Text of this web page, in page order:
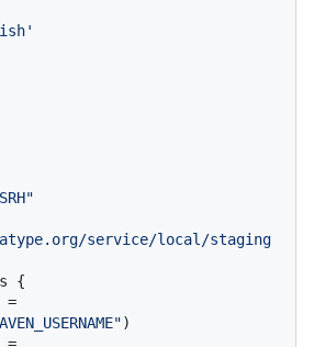
service/local/staging
)